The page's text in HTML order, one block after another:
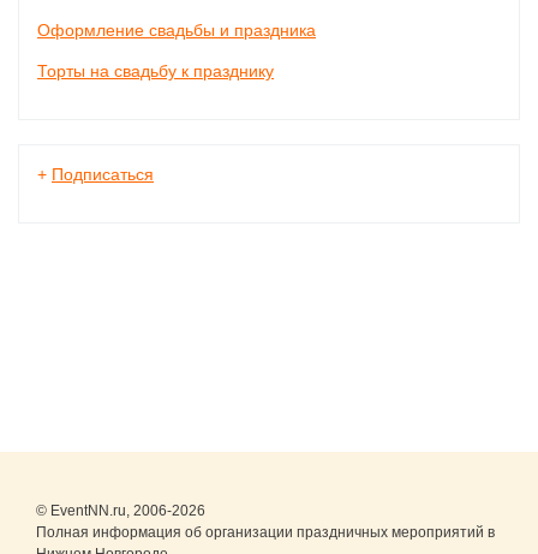
Оформление свадьбы и праздника
Торты на свадьбу к празднику
+ Подписаться
© EventNN.ru, 2006-2026
Полная информация об организации праздничных мероприятий в